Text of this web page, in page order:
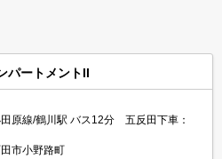
パートメントII
原線/鶴川駅 バス12分 五反田下車：
市小野路町